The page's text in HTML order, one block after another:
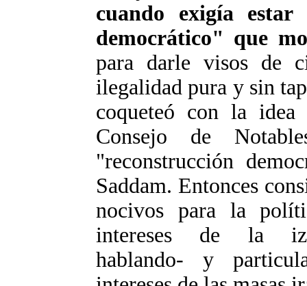
cuando exigía
democrático" que
para darle visos de
ilegalidad pura y sin
coqueteó con la idea
Consejo de
"reconstrucción
Saddam. Entonces
nocivos para la
intereses de la
hablando- y